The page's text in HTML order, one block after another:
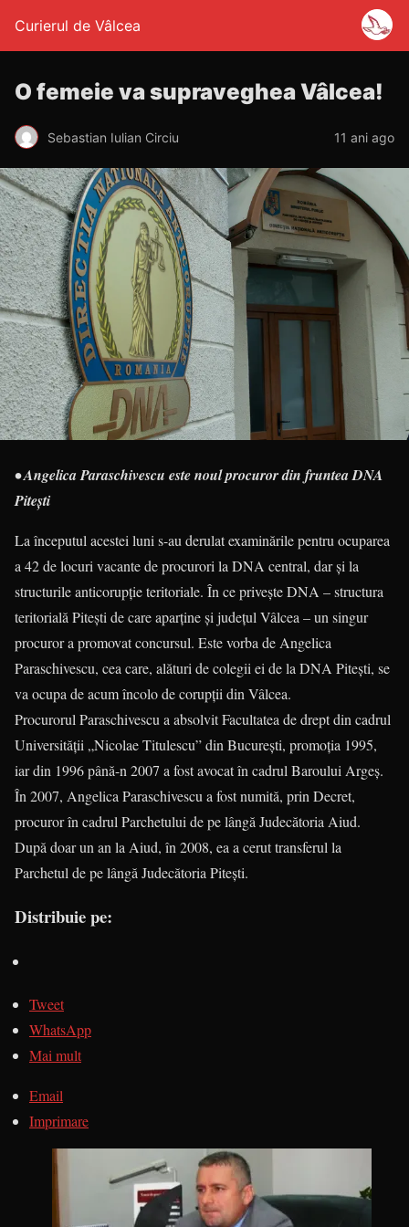
Curierul de Vâlcea
O femeie va supraveghea Vâlcea!
Sebastian Iulian Circiu 11 ani ago
• Angelica Paraschivescu este noul procuror din fruntea DNA
Piteşti
La începutul acestei luni s-au derulat examinările pentru ocuparea
a 42 de locuri vacante de procurori la DNA central, dar şi la
structurile anticorupţie teritoriale. În ce priveşte DNA – structura
teritorială Piteşti de care aparţine şi judeţul Vâlcea – un singur
procuror a promovat concursul. Este vorba de Angelica
Paraschivescu, cea care, alături de colegii ei de la DNA Piteşti, se
va ocupa de acum încolo de corupţii din Vâlcea.
Procurorul Paraschivescu a absolvit Facultatea de drept din cadrul
Universităţii „Nicolae Titulescu” din Bucureşti, promoţia 1995,
iar din 1996 până-n 2007 a fost avocat în cadrul Baroului Argeş.
În 2007, Angelica Paraschivescu a fost numită, prin Decret,
procuror în cadrul Parchetului de pe lângă Judecătoria Aiud.
După doar un an la Aiud, în 2008, ea a cerut transferul la
Parchetul de pe lângă Judecătoria Piteşti.
Distribuie pe:
Tweet
WhatsApp
Mai mult
Email
Imprimare